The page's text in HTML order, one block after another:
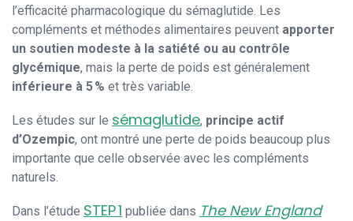
l’efficacité pharmacologique du sémaglutide. Les
compléments et méthodes alimentaires peuvent apporter
un soutien modeste à la satiété ou au contrôle
glycémique, mais la perte de poids est généralement
inférieure à 5 % et très variable.
Les études sur le sémaglutide, principe actif
d’Ozempic, ont montré une perte de poids beaucoup plus
importante que celle observée avec les compléments
naturels.
Dans l’étude STEP 1 publiée dans The New England